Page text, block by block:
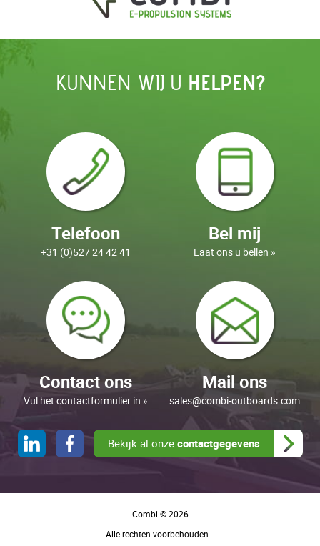
KUNNEN WIJ U HELPEN?
Telefoon
+31 (0)527 24 42 41
Bel mij
Laat ons u bellen »
Contact ons
Vul het contactformulier in »
Mail ons
sales@combi-outboards.com
Bekijk al onze contactgegevens
Combi © 2026
Alle rechten voorbehouden.